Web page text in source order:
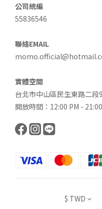
公司統編
55836546
聯絡EMAIL
實體空間
台北市中山區民生東路二段
開放時間：12:00 PM -
$ TWD